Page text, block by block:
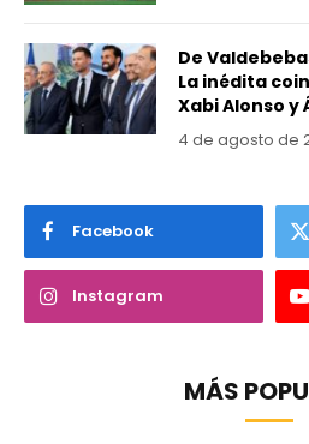
De
La inédita
Xabi Alonso y
4 de agosto de
Facebook
Instagram
MÁS